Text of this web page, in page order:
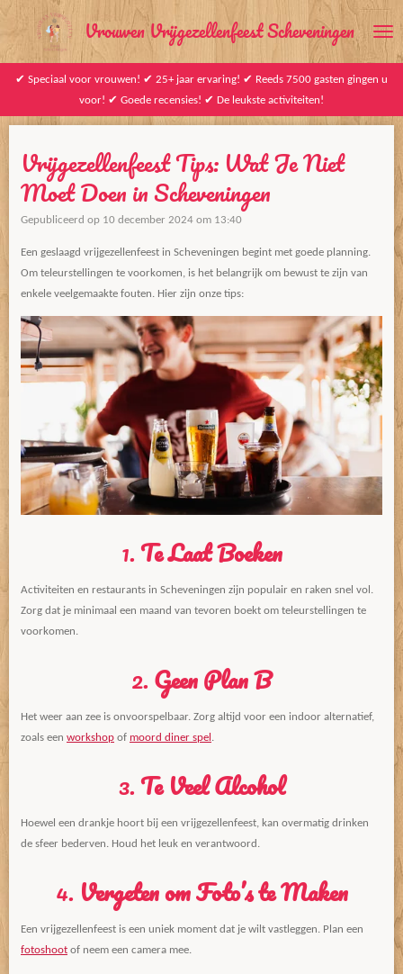
direct
naar
de
hoofdinhoud
Vrouwen Vrijgezellenfeest Scheveningen
✔ Speciaal voor vrouwen! ✔ 25+ jaar ervaring! ✔ Reeds 7500 gasten gingen u
voor! ✔ Goede recensies! ✔ De leukste activiteiten!
Vrijgezellenfeest Tips: Wat Je Niet
Moet Doen in Scheveningen
Gepubliceerd op 10 december 2024 om 13:40
Een geslaagd vrijgezellenfeest in Scheveningen begint met goede planning.
Om teleurstellingen te voorkomen, is het belangrijk om bewust te zijn van
enkele veelgemaakte fouten. Hier zijn onze tips:
1.Te Laat Boeken
Activiteiten en restaurants in Scheveningen zijn populair en raken snel vol.
Zorg dat je minimaal een maand van tevoren boekt om teleurstellingen te
voorkomen.
2.Geen Plan B
Het weer aan zee is onvoorspelbaar. Zorg altijd voor een indoor alternatief,
zoals een workshop of moord diner spel .
3.Te Veel Alcohol
Hoewel een drankje hoort bij een vrijgezellenfeest, kan overmatig drinken
de sfeer bederven. Houd het leuk en verantwoord.
4. Vergeten om Foto’s te Maken
Een vrijgezellenfeest is een uniek moment dat je wilt vastleggen. Plan een
fotoshoot of neem een camera mee.